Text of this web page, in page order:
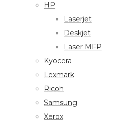
HP
Laserjet
Deskjet
Laser MFP
Kyocera
Lexmark
Ricoh
Samsung
Xerox